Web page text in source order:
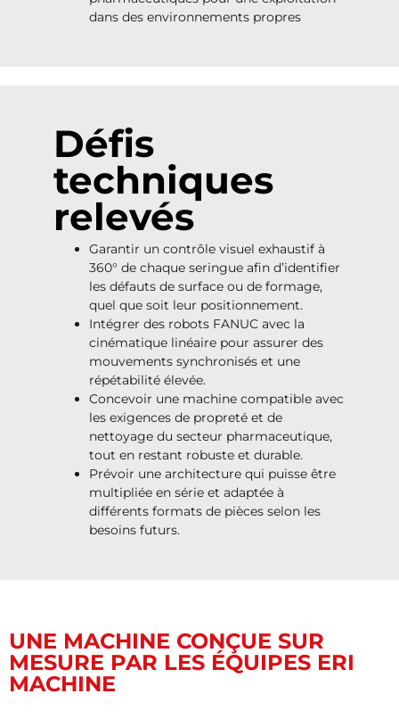
dans des environnements propres
Défis
techniques
relevés
Garantir un contrôle visuel exhaustif à
360° de chaque seringue afin d’identifier
les défauts de surface ou de formage,
quel que soit leur positionnement.
Intégrer des robots FANUC avec la
cinématique linéaire pour assurer des
mouvements synchronisés et une
répétabilité élevée.
Concevoir une machine compatible avec
les exigences de propreté et de
nettoyage du secteur pharmaceutique,
tout en restant robuste et durable.
Prévoir une architecture qui puisse être
multipliée en série et adaptée à
différents formats de pièces selon les
besoins futurs.
UNE MACHINE CONÇUE SUR
MESURE PAR LES ÉQUIPES ERI
MACHINE